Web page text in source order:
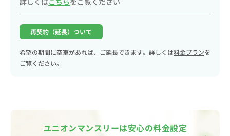
再契約（延長）ついて
希望の期間に空室があれば、ご延長できます。詳しくは料金プランを
ご覧ください。
ユニオンマンスリーは安心の料金設定